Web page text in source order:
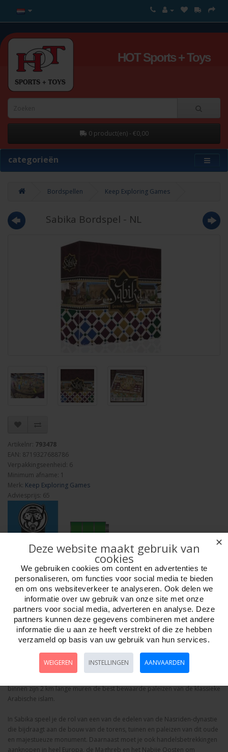
HOT Sports + Toys
0 product(en) - €0,00
categorieën
Bordspellen Keep Exploring Games
Sabika Bordspel - NL
Artikelnr: 793478
EAN: 8719327688786
Verpakkingseenheid: 6
Minimum afname: 1
Merk: Keep Exploring Games
Adviesprijs: 65
Bestellen
Omschrijving Foto hoge resolutie Details
binnen zijn 2 km lange muren de best bewaarde paleizen van de klassieke
Arabische islam.
In Sabika speel je de rol van een van de edelen van de Nasriden-dynastie
die bijdraagt aan de bouw van de torens, tuinen en paleizen van dit oude
en majestueuze monument. Daarnaast moet je ook handelsbetrekkingen
aanknopen in heel Europa, de Maghreb en het Nabije Oosten om
✕
Deze website maakt gebruik van
cookies
We gebruiken cookies om content en advertenties te
personaliseren, om functies voor social media te bieden
en om ons websiteverkeer te analyseren. Ook delen we
informatie over uw gebruik van onze site met onze
partners voor social media, adverteren en analyse. Deze
partners kunnen deze gegevens combineren met andere
informatie die u aan ze heeft verstrekt of die ze hebben
verzameld op basis van uw gebruik van hun services.
WEIGEREN INSTELLINGEN AANVAARDEN